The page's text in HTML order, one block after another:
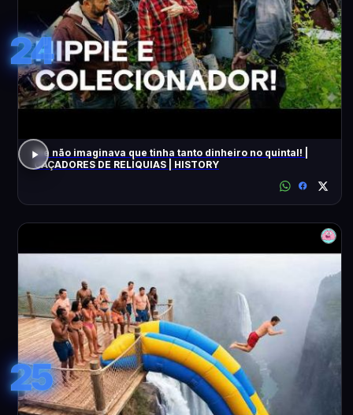
24
Ele não imaginava que tinha tanto dinheiro no quintal! |
CAÇADORES DE RELÍQUIAS | HISTORY
25